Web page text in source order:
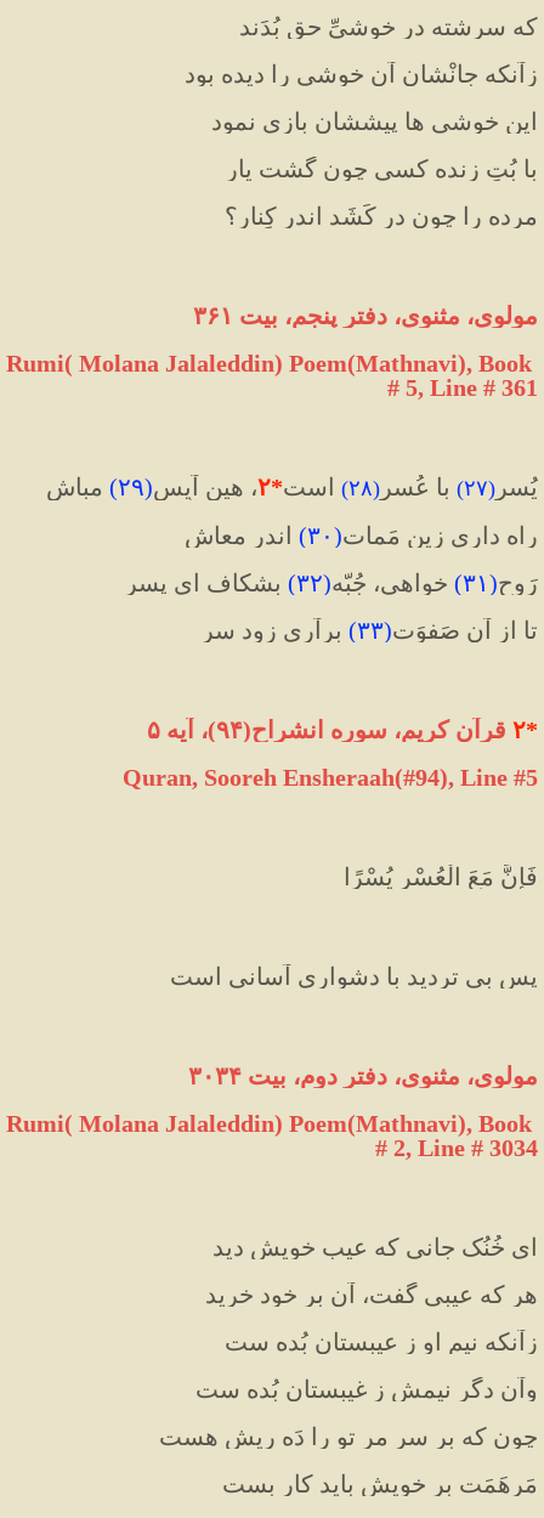
که سرشته در خوشیِّ حق بُدَند
زآنکه جانْشان آن خوشی را دیده بود
این خوشی ها پیششان بازی نمود
با بُتِ زنده کسی چون گشت یار
مرده را چون در کَشَد اندر کِنار؟
مولوی، مثنوی، دفتر پنجم، بیت ۳۶۱
Rumi( Molana Jalaleddin) Poem(Mathnavi), Book
# 5, Line # 361
یُسر (۲۷) با عُسر (۲۸) است ۲* ، هین آیِس(۲۹) مباش
راه داری زین مَمات(۳۰) اندر معاش
رَوح(۳۱) خواهی، جُبّه(۳۲) بشکاف ای پسر
تا از آن صَفوَت(۳۳) برآری زود سر
*۲ قرآن کریم، سوره انشراح(۹۴)، آیه ۵
Quran, Sooreh Ensheraah(#94), Line #5
فَإِنَّ مَعَ الْعُسْرِ يُسْرًا
پس بی تردید با دشواری آسانی است
مولوی، مثنوی، دفتر دوم، بیت ۳۰۳۴
Rumi( Molana Jalaleddin) Poem(Mathnavi), Book
# 2, Line # 3034
ای خُنُک جانی که عیبِ خویش دید
هر که عیبی گفت، آن بر خود خرید
زآنکه نیمِ او ز عیبستان بُده ست
وآن دگر نیمش ز غیبستان بُده ست
چون که بر سر مر تو را دَه ریش هست
مَرهَمَت بر خویش باید کار بست